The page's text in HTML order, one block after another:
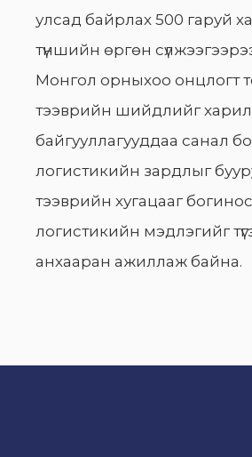
улсад байрлах 500 гаруй
түншийн өргөн
Монгол орныхоо онцлогт
тээврийн шийдлийг
байгууллагууддаа санал
логистикийн зардлыг
тээврийн хугацааг
логистикийн мэдлэгийг
анхааран ажиллаж байна.